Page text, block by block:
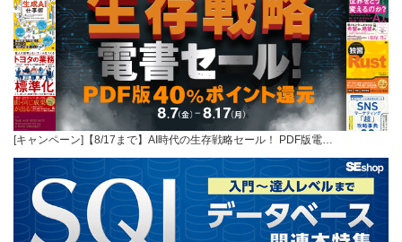
[キャンペーン]【8/17まで】AI時代の生存戦略セール！ PDF版電…